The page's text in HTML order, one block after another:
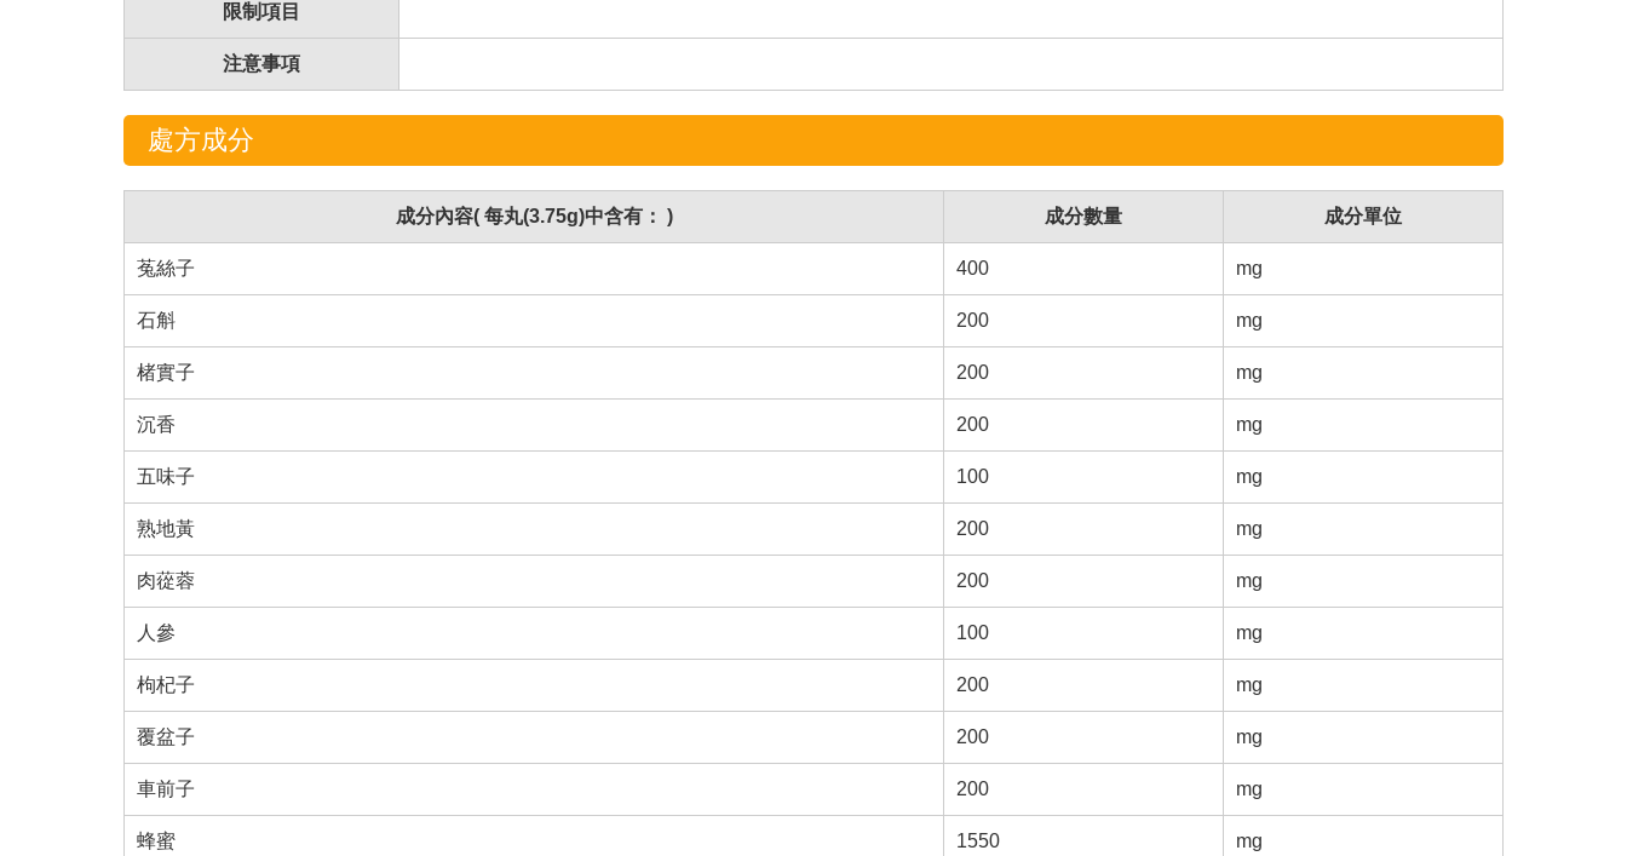
限制項目
注意事項
處方成分
成分內容( 每丸(3.75g)中含有： ) 成分數量 成分單位
菟絲子 400 mg
石斛 200 mg
楮實子 200 mg
沉香 200 mg
五味子 100 mg
熟地黃 200 mg
肉蓯蓉 200 mg
人參 100 mg
枸杞子 200 mg
覆盆子 200 mg
車前子 200 mg
蜂蜜 1550 mg